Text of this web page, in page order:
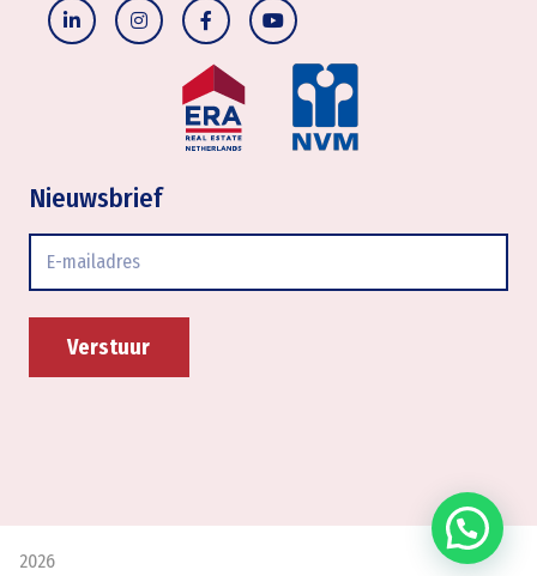
Nieuwsbrief
2026